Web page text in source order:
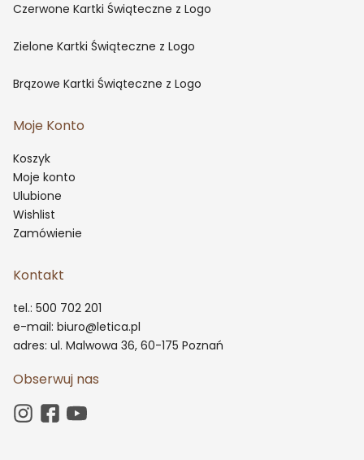
Czerwone Kartki Świąteczne z Logo
Zielone Kartki Świąteczne z Logo
Brązowe Kartki Świąteczne z Logo
Moje Konto
Koszyk
Moje konto
Ulubione
Wishlist
Zamówienie
Kontakt
tel.: 500 702 201
e-mail: biuro@letica.pl
adres: ul. Malwowa 36, 60-175 Poznań
Obserwuj nas